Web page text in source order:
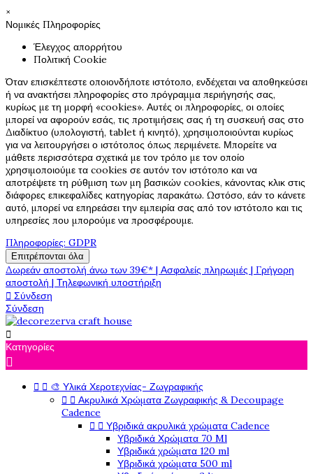
×
Νομικές Πληροφορίες
Έλεγχος απορρήτου
Πολιτική Cookie
Όταν επισκέπτεστε οποιονδήποτε ιστότοπο, ενδέχεται να αποθηκεύσει
ή να ανακτήσει πληροφορίες στο πρόγραμμα περιήγησής σας,
κυρίως με τη μορφή «cookies». Αυτές οι πληροφορίες, οι οποίες
μπορεί να αφορούν εσάς, τις προτιμήσεις σας ή τη συσκευή σας στο
Διαδίκτυο (υπολογιστή, tablet ή κινητό), χρησιμοποιούνται κυρίως
για να λειτουργήσει ο ιστότοπος όπως περιμένετε. Μπορείτε να
μάθετε περισσότερα σχετικά με τον τρόπο με τον οποίο
χρησιμοποιούμε τα cookies σε αυτόν τον ιστότοπο και να
αποτρέψετε τη ρύθμιση των μη βασικών cookies, κάνοντας κλικ στις
διάφορες επικεφαλίδες κατηγορίας παρακάτω. Ωστόσο, εάν το κάνετε
αυτό, μπορεί να επηρεάσει την εμπειρία σας από τον ιστότοπο και τις
υπηρεσίες που μπορούμε να προσφέρουμε.
Πληροφορίες: GDPR
Επιτρέπονται όλα
Δωρεάν αποστολή άνω των 39€* | Ασφαλείς πληρωμές | Γρήγορη
αποστολή | Τηλεφωνική υποστήριξη
 Σύνδεση
Σύνδεση

Κατηγορίες

  🎨 Υλικά Χεροτεχνίας- Ζωγραφικής
  Ακρυλικά Χρώματα Ζωγραφικής & Decoupage
Cadence
  Υβριδικά ακρυλικά χρώματα Cadence
Υβριδικά Χρώματα 70 Ml
Υβριδικά χρώματα 120 ml
Υβριδικά χρώματα 500 ml